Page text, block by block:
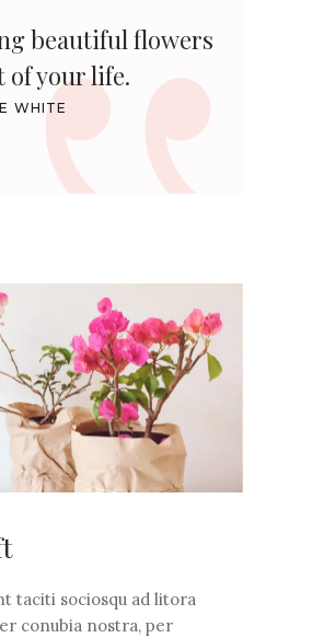
beautiful flowers
of your life.
WHITE
taciti sociosqu ad litora
conubia nostra, per